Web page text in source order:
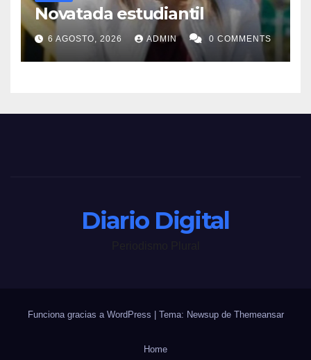
Novatada estudiantil
6 AGOSTO, 2026 ADMIN 0 COMMENTS
Diario Digital
Funciona gracias a WordPress | Tema: Newsup de Themeansar
Home